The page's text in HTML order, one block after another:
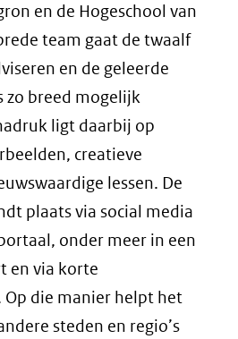
en de Hogeschool van
team gaat de twaalf
en de geleerde
zo breed mogelijk
ligt daarbij op
creatieve
lessen. De
plaats via social media
onder meer in een
en via korte
die manier helpt het
steden en regio’s